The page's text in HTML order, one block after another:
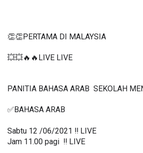
👏👏PERTAMA DI MALAYSIA
💥💥🔥🔥LIVE LIVE
PANITIA BAHASA ARAB  SEKOLAH
✅BAHASA ARAB
Sabtu 12 /06/2021 ‼️ LIVE
Jam 11.00 pagi  ‼️ LIVE